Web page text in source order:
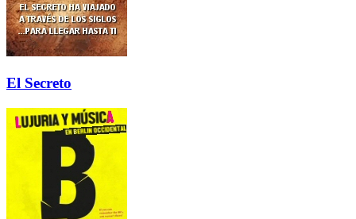
El Secreto